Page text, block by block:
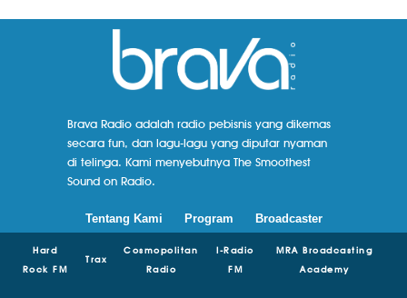
Brava Radio adalah radio pebisnis yang dikemas
secara fun, dan lagu-lagu yang diputar nyaman
di telinga. Kami menyebutnya The Smoothest
Sound on Radio.
Tentang Kami Program Broadcaster
Hard
Rock FM
Trax
Cosmopolitan
Radio
I-Radio
FM
MRA Broadcasting
Academy